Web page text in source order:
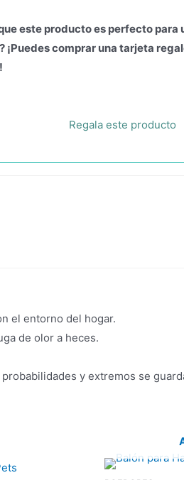
este producto es perfecto para
¡Puedes comprar una tarjeta
Regala este producto
el entorno del hogar.
de olor a heces.
y extremos se